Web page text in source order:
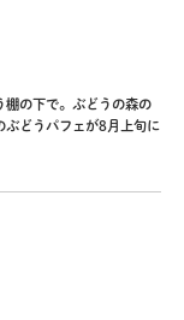
棚の下で。ぶどうの森の
ぶどうパフェが8月上旬に